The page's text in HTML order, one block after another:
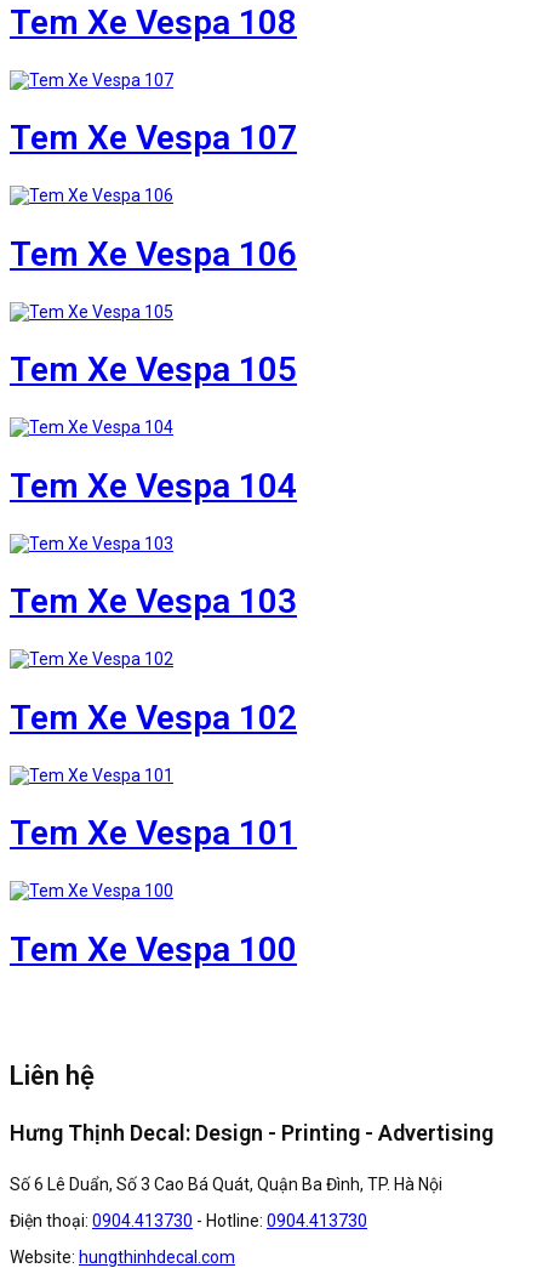
Tem Xe Vespa 108
Tem Xe Vespa 107
Tem Xe Vespa 106
Tem Xe Vespa 105
Tem Xe Vespa 104
Tem Xe Vespa 103
Tem Xe Vespa 102
Tem Xe Vespa 101
Tem Xe Vespa 100
Liên hệ
Hưng Thịnh Decal: Design - Printing - Advertising
Số 6 Lê Duẩn, Số 3 Cao Bá Quát, Quận Ba Đình, TP. Hà Nội
Điện thoại: 0904.413730 - Hotline: 0904.413730
Website: hungthinhdecal.com